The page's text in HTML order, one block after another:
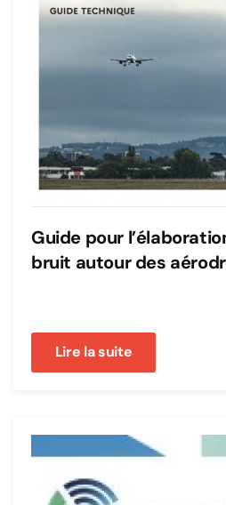
Guide pour
bruit autour des
Lire la suite